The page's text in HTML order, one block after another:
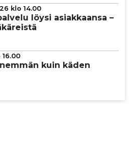
klo 14.00
löysi asi­ak­kaansa –
kuin käden